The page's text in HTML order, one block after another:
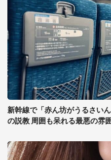
新幹線で「赤ん坊がうるさい
の説教 周囲も呆れる最悪の雰